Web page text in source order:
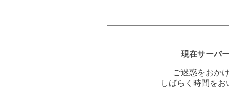
現在サーバ
ご迷惑をおか
しばらく時間を